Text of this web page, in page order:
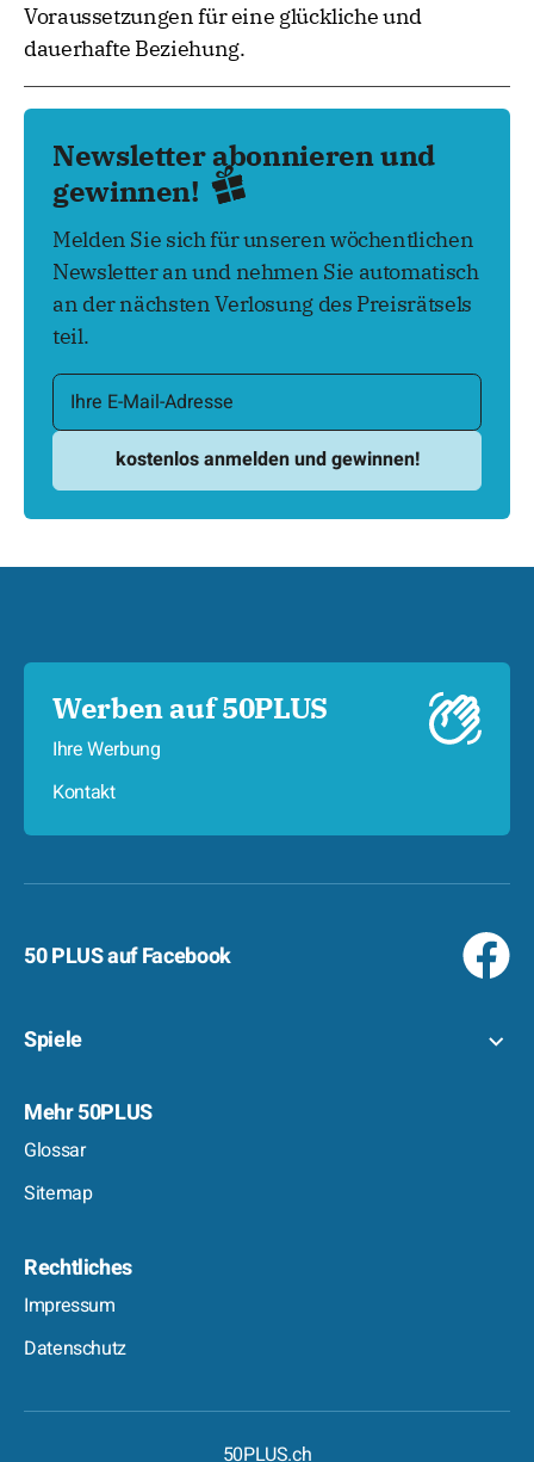
Voraussetzungen für eine glückliche und
dauerhafte Beziehung.
Newsletter abonnieren und
gewinnen!
Melden Sie sich für unseren wöchentlichen
Newsletter an und nehmen Sie automatisch
an der nächsten Verlosung des Preisrätsels
teil.
Werben auf 50PLUS
Ihre Werbung
Kontakt
50 PLUS auf Facebook
Spiele
Mehr 50PLUS
Glossar
Sitemap
Rechtliches
Impressum
Datenschutz
50PLUS.ch